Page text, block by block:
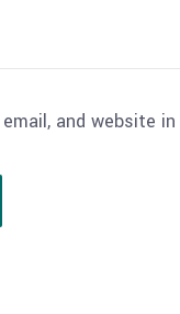
email, and website